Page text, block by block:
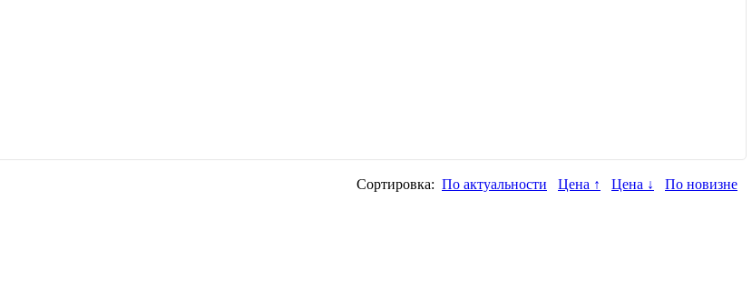
Сортировка: По актуальности Цена ↑ Цена ↓ По новизне